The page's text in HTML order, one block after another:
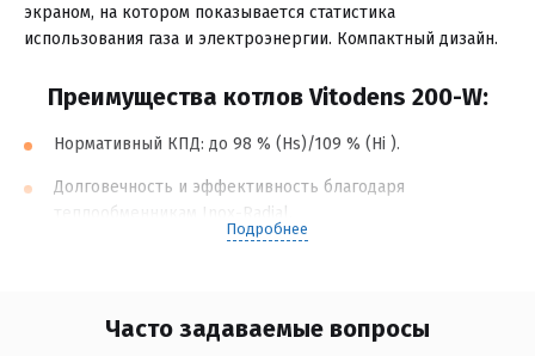
экраном, на котором показывается статистика
использования газа и электроэнергии. Компактный дизайн.
Преимущества котлов Vitodens 200-W:
Нормативный КПД: до 98 % (Hs)/109 % (Hi ).
Долговечность и эффективность благодаря
теплообменникам Inox-Radial.
Высокий комфорт при приготовлении горячей воды.
Подробнее
Часто задаваемые вопросы